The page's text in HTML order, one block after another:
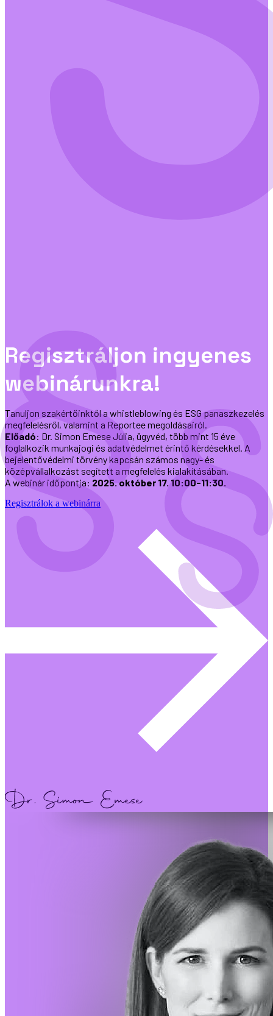
Regisztráljon ingyenes
webinárunkra!
Tanuljon szakértőinktől a whistleblowing és ESG panaszkezelés
megfelelésről, valamint a Reportee megoldásairól.
Előadó: Dr. Simon Emese Júlia, ügyvéd, több mint 15 éve
foglalkozik munkajogi és adatvédelmet érintő kérdésekkel. A
bejelentővédelmi törvény kapcsán számos nagy- és
középvállalkozást segített a megfelelés kialakításában.
A webinár időpontja: 2025. október 17. 10:00-11:30.
Regisztrálok a webinárra